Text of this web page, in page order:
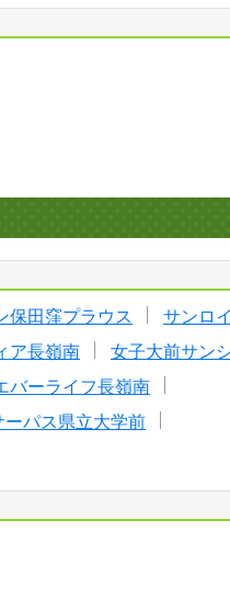
保田窪プラウス
サンロ
ア長嶺南
女子大前サン
バーライフ長嶺南
ーパス県立大学前